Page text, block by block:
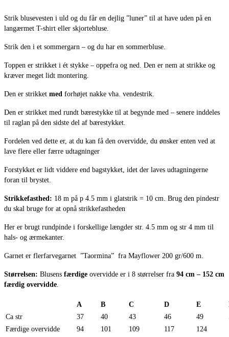
Strik blusevesten i uld og du får en dejlig ”luner” til at have uden på en
langærmet T-shirt eller skjortebluse.
Strik den i et sommergarn – og du har en sommerbluse.
Toppen er strikket i ét stykke – oppefra og ned. Den er nem at strikke og
kræver meget lidt montering.
Den er strikket med forhøjet nakke vha. vendestrik.
Den er strikket med rundt bærestykke til at begynde med – senere inddeles
til raglan på den sidste del af bærestykket.
Fordelen ved dette er, at du kan få den overvidde, du ønsker enten ved at
lave flere eller færre udtagninger
Forstykket er lidt viddere end bagstykket, idet der laves udtagningerne
foran til brystet.
Strikkefasthed: 18 m på p 4.5 mm i glatstrik = 10 cm. Brug den pindestr
du skal bruge for at opnå strikkefastheden
Her er brugt rundpinde i forskellige længder str. 4.5 mm og str 4 mm til
hals- og ærmekanter.
Garnet er flerfarvegarnet ”Taormina” fra Mayflower 200 gr/600 m.
Størrelsen: Blusens færdige overvidde er i 8 størrelser fra 94 cm – 152 cm
færdig overvidde.
A B C D E
Ca str
37 40 43 46 49
Færdige overvidde
94 101 109 117 124